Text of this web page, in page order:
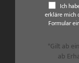
Ich
erkläre mich
Formular
*Gilt ab
ab